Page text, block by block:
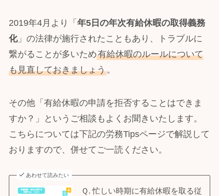
2019年4月より「 年5日の年次有給休暇の取得義務
化」の法律が施行されたこともあり、トラブルに
繋がることが多いため有給休暇のルールについて
も見直しておきましょう。
その他「有給休暇の申請を拒否することはできま
すか？」というご相談もよくお聞きいたします。
こちらについては下記の労務Tipsページで解説して
おりますので、併せてご一読ください。
あわせて読みたい
Ｑ. 忙しい時期に有給休暇を取る従